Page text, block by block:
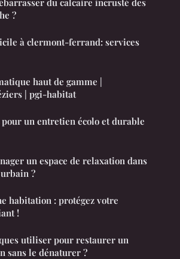
du calcaire incrusté des
?
à clermont-ferrand: services
haut de gamme |
| pgi-habitat
un entretien écolo et durable
un espace de relaxation dans
?
habitation : protégez votre
!
utiliser pour restaurer un
sans le dénaturer ?